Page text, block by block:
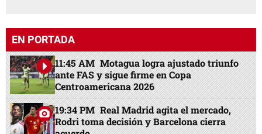
EN PORTADA
11:45 AM Motagua logra ajustado triunfo
ante FAS y sigue firme en Copa
Centroamericana 2026
19:34 PM Real Madrid agita el mercado,
Rodri toma decisión y Barcelona cierra